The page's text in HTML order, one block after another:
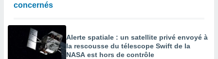
concernés
Alerte spatiale : un satellite privé envoyé à
la rescousse du télescope Swift de la
NASA est hors de contrôle